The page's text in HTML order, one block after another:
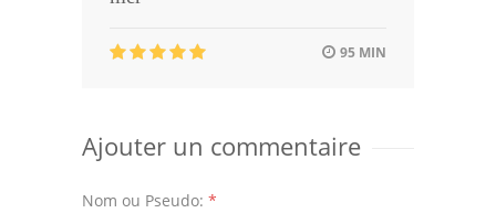
95 MIN
Ajouter un commentaire
Nom ou Pseudo: *